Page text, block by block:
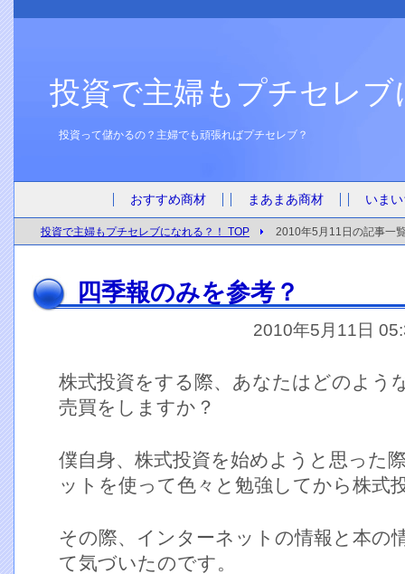
投資で主婦もプチセレブ
投資って儲かるの？主婦でも頑張ればプチセレブ？
おすすめ商材 まあまあ商材 いま
投資で主婦もプチセレブになれる？！ TOP 2010年5月11日の記事一
四季報のみを参考？
2010年5月11日
株式投資をする際、あなたはどのよう
売買をしますか？
僕自身、株式投資を始めようと思った
ットを使って色々と勉強してから株式
その際、インターネットの情報と本の
て気づいたのです。